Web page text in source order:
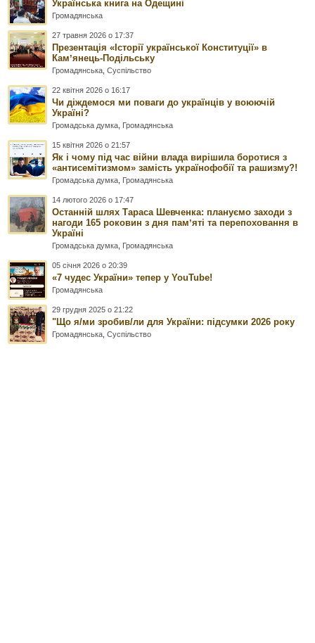
Українська книга на Одещині
Громадянська
27 травня 2026 о 17:37
Презентація «Історії української Конституції» в
Камʼянець-Подільську
Громадянська ,Суспільство
22 квітня 2026 о 16:17
Чи діждемося ми поваги до українців у воюючій
Україні?
Громадська думка Громадянська
15 квітня 2026 о 21:57
Як і чому під час війни влада вирішила боротися з
«антисемітизмом» замість українофобії та рашизму?!
Громадська думка Громадянська
14 лютого 2026 о 17:47
Останній шлях Тараса Шевченка: плануємо заходи з
нагоди 165 роковин з дня памʼяті та перепоховання в
Україні
Громадська думка Громадянська
05 січня 2026 о 20:39
«7 чудес України» тепер у YouTube!
Громадянська
29 грудня 2025 о 21:22
"Що я/ми зробив/ли для України: підсумки 2026 року
Громадянська ,Суспільство